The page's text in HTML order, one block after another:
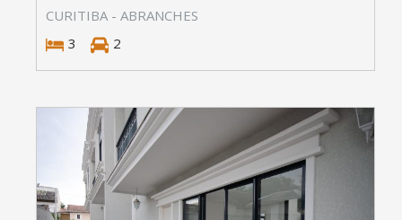
CURITIBA - ABRANCHES
3
2